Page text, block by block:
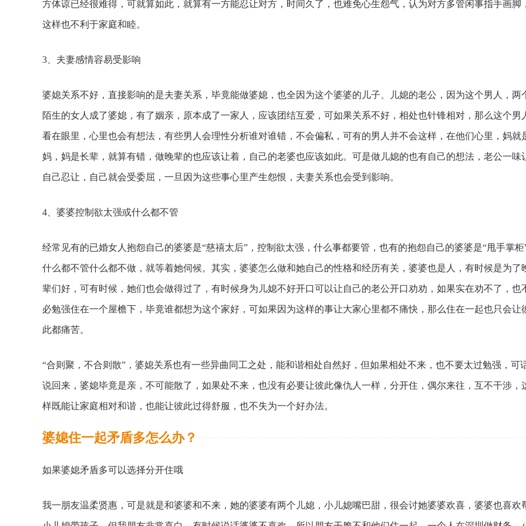
方体谅已经很难得，可就算如此，就算有一方能忍让对方，时间久了，也难免心生怨气，认为对方多管闲事指手画脚，
这样也不利于家庭和睦。
3、夫妻感情容易受影响
婆媳关系不好，直接影响的是夫妻关系，毕竟能做婆媳，也全因为这个婆婆的儿子、儿媳的老公，因为这个男人，两
陌生的女人成了婆媳，有了姻亲，原本成了一家人，应该团结互爱，可如果关系不好，相处也针锋相对，那么这个男
看在眼里，心里也会有想法，有些男人会理性分析谁对谁错，不会偏私，可有的男人并不会这样，在他们心里，妈就
妈，妈是长辈，就算有错，做晚辈的也应该让着，自己的老婆也应该如此。可是做儿媳的也有自己的想法，老公一味
自己忍让，自己就会受委屈，一旦因为这些事心里产生怨恨，夫妻关系也会受到影响。
4、婆婆控制欲太强或什么都不管
经常见有的已婚女人抱怨自己的婆婆是“慈禧太后”，控制欲太强，什么事都要管，也有的抱怨自己的婆婆是“甩手掌柜
什么都不管什么都不做，就等着她伺候。其实，婆婆怎么做和她自己的性格和经历有关，婆婆也是人，有时候是为了
辈们好，可有时候，她们也会做得过了，有时候身为儿媳不好开口可以让自己的老公开口劝劝，如果实在劝不了，也
必勉强住在一个屋檐下，毕竟谁都想为这个家好，可如果因为这样的事让大家心里都不痛快，那么住在一起也只会让
此都痛苦。
“合则聚，不合则散”，婆媳关系也有一些异曲同工之处，能和谐相处自然好，但如果相处不来，也不要太过勉强，可
说回来，婆媳毕竟是亲，不可能散了，如果处不来，也没有必要让彼此像仇人一样，分开住，偶尔来往，互不干涉，
样既能让家庭相对和谐，也能让彼此过得舒服，也不失为一个好办法。
婆媳住一起矛盾多怎么办？
如果婆媳矛盾多可以选择分开住哦
我一朋友温柔贤惠，可是就是和婆婆和不来，她的婆婆有两个儿媳，小儿媳嘴巴甜，很会讨她婆婆欢喜，婆婆也喜欢